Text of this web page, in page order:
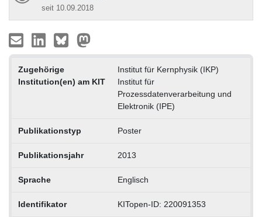
seit 10.09.2018
Zugehörige
Institution(en) am KIT
Institut für Kernphysik (IKP)
Institut für
Prozessdatenverarbeitung und
Elektronik (IPE)
Publikationstyp Poster
Publikationsjahr 2013
Sprache Englisch
Identifikator KITopen-ID: 220091353